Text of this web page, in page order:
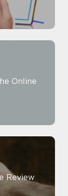
Online
Review